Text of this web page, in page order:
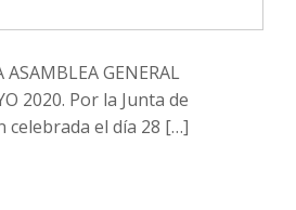
GENERAL
2020. Por la Junta de
celebrada el día 28 […]